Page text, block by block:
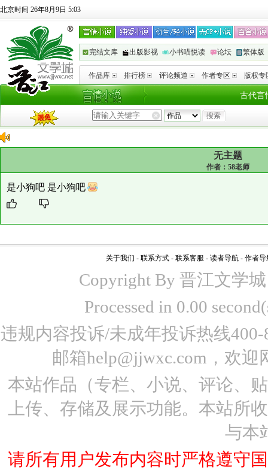
北京时间 26年8月9日 5:03
完结文库 出版影视 小书喵悦读 论坛 繁体版
作品库 排行榜 评论频道 作者专区 版权专
古代言
无主题
作者： 58老师
是小狗吧 是小狗吧
关于我们 - 联系方式 - 联系客服 - 读者导航 - 作者导
Copyright By 晋江文学
Processed in 0.00
违规内容投诉/未成年投诉热线
邮箱help@jjwxc.com，欢
本站作品（专栏、小说、评论、
上传、存储及展示功能。本站所
与本
请所有用户发布内容时严格遵守